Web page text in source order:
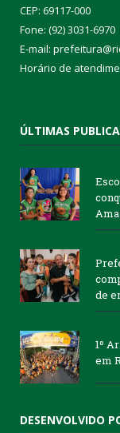
CEP: 69117-000
Fone: (92) 3031-6970
E-mail:
Horário de
ÚLTIMAS
de
1º
em
DESENVOLVIDO